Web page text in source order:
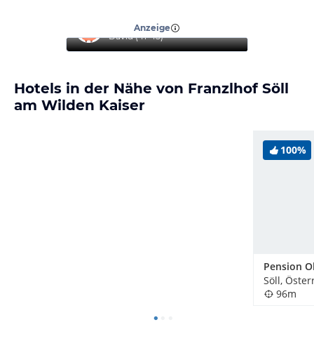
Anzeige
David (41-45)
Hotels in der Nähe von Franzlhof Söll
am Wilden Kaiser
100%
Pension
Söll,
96m